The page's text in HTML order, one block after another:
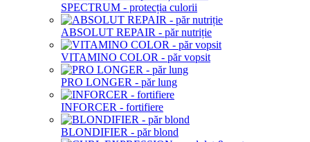
SPECTRUM - protecția culorii
ABSOLUT REPAIR - păr nutriție
VITAMINO COLOR - păr vopsit
PRO LONGER - păr lung
INFORCER - fortifiere
BLONDIFIER - păr blond